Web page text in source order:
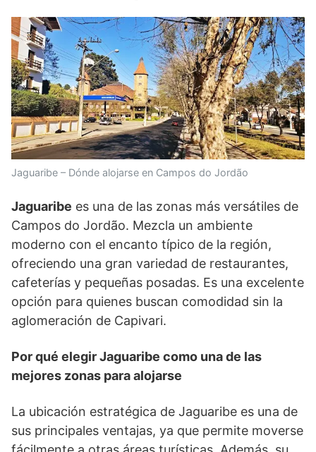
Jaguaribe – Dónde alojarse en Campos do Jordão
Jaguaribe es una de las zonas más versátiles de
Campos do Jordão. Mezcla un ambiente
moderno con el encanto típico de la región,
ofreciendo una gran variedad de restaurantes,
cafeterías y pequeñas posadas. Es una excelente
opción para quienes buscan comodidad sin la
aglomeración de Capivari.
Por qué elegir Jaguaribe como una de las
mejores zonas para alojarse
La ubicación estratégica de Jaguaribe es una de
sus principales ventajas, ya que permite moverse